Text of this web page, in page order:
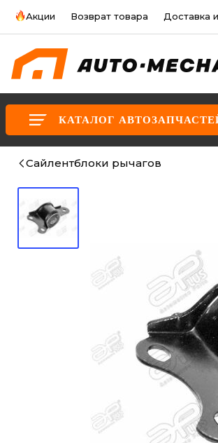
Акции Возврат товара Доставка
КАТАЛОГ
Сайлентблоки рычагов